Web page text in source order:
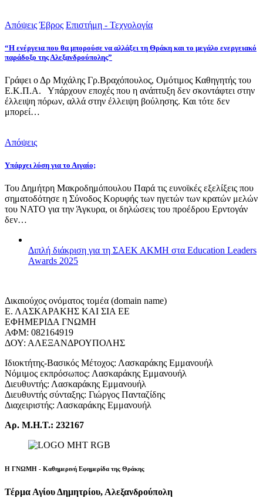
Απόψεις Έβρος Επιστήμη - Τεχνολογία
“Η ενέργεια που θα μπορούσε να αλλάξει τη Θράκη και το μεγάλο ενεργειακό
παράδοξο της Αλεξανδρούπολης”
Γράφει ο Δρ Μιχάλης Γρ.Βραχόπουλος, Ομότιμος Καθηγητής του
Ε.Κ.Π.Α. Υπάρχουν εποχές που η ανάπτυξη δεν σκοντάφτει στην
έλλειψη πόρων, αλλά στην έλλειψη βούλησης. Και τότε δεν
μπορεί…
Απόψεις
Υπάρχει λύση για το Αιγαίο;
Του Δημήτρη Μακροδημόπουλου Παρά τις ευνοϊκές εξελίξεις που
σηματοδότησε η Σύνοδος Κορυφής των ηγετών των κρατών μελών
του ΝΑΤΟ για την Άγκυρα, οι δηλώσεις του προέδρου Ερντογάν
δεν…
Διπλή διάκριση για τη ΣΑΕΚ ΑΚΜΗ στα Education Leaders
Awards 2025
Δικαιούχος ονόματος τομέα (domain name)
Ε. ΛΑΣΚΑΡΑΚΗΣ ΚΑΙ ΣΙΑ ΕΕ
ΕΦΗΜΕΡΙΔΑ ΓΝΩΜΗ
ΑΦΜ: 082164919
ΔΟΥ: ΑΛΕΞΑΝΔΡΟΥΠΟΛΗΣ
Ιδιοκτήτης-Βασικός Μέτοχος: Λασκαράκης Εμμανουήλ
Νόμιμος εκπρόσωπος: Λασκαράκης Εμμανουήλ
Διευθυντής: Λασκαράκης Εμμανουήλ
Διευθυντής σύνταξης: Γιώργος Πανταζίδης
Διαχειριστής: Λασκαράκης Εμμανουήλ
Αρ. Μ.Η.Τ.: 232167
Η ΓΝΩΜΗ - Καθημερινή Εφημερίδα της Θράκης
Τέρμα Αγίου Δημητρίου, Αλεξανδρούπολη